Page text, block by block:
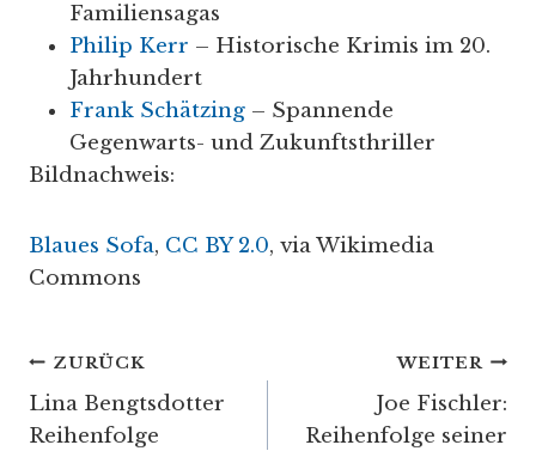
Familiensagas
Philip Kerr – Historische Krimis im 20.
Jahrhundert
Frank Schätzing – Spannende
Gegenwarts- und Zukunftsthriller
Bildnachweis:
Blaues Sofa, CC BY 2.0, via Wikimedia
Commons
Beitragsnavigation
ZURÜCK
Lina Bengtsdotter
Reihenfolge
WEITER
Joe Fischler:
Reihenfolge seiner